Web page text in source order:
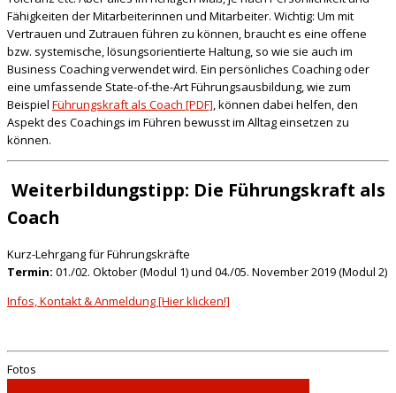
Fähigkeiten der Mitarbeiterinnen und Mitarbeiter. Wichtig: Um mit
Vertrauen und Zutrauen führen zu können, braucht es eine offene
bzw. systemische, lösungsorientierte Haltung, so wie sie auch im
Business Coaching verwendet wird. Ein persönliches Coaching oder
eine umfassende State-of-the-Art Führungsausbildung, wie zum
Beispiel Führungskraft als Coach [PDF], können dabei helfen, den
Aspekt des Coachings im Führen bewusst im Alltag einsetzen zu
können.
Weiterbildungstipp: Die Führungskraft als
Coach
Kurz-Lehrgang für Führungskräfte
Termin: 01./02. Oktober (Modul 1) und 04./05. November 2019 (Modul 2)
Infos, Kontakt & Anmeldung [Hier klicken!]
Fotos